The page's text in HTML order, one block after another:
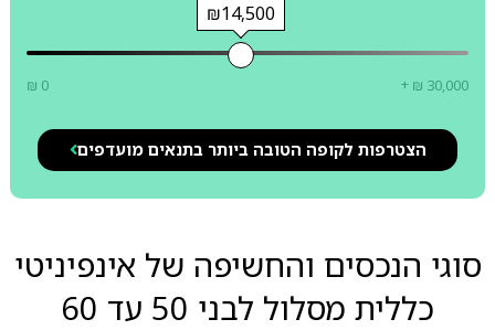
₪14,500
₪ 0 + ₪ 30,000
הצטרפות לקופה הטובה ביותר בתנאים מועדפים
סוגי הנכסים והחשיפה של אינפיניטי
כללית מסלול לבני 50 עד 60